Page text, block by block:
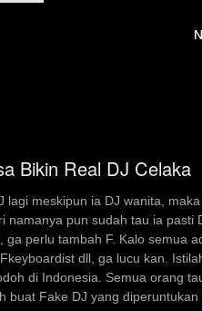
Bikin Real DJ Celaka
lagi meskipun ia DJ wanita,
namanya pun sudah tau ia pasti
ga perlu tambah F. Kalo semua
dll, ga lucu kan.
di Indonesia. Semua orang
buat Fake DJ yang